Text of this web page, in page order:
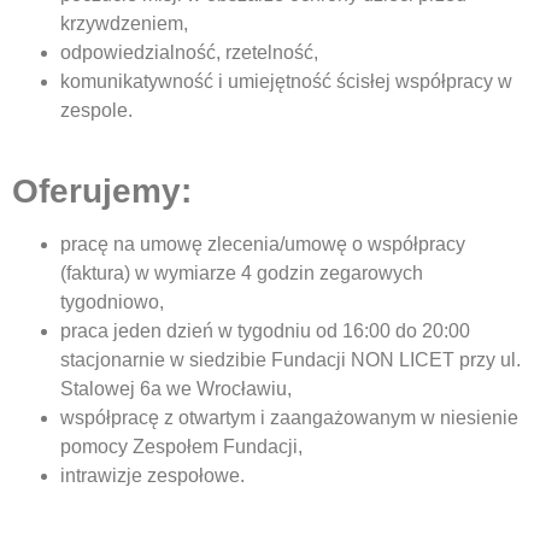
krzywdzeniem,
odpowiedzialność, rzetelność,
komunikatywność i umiejętność ścisłej współpracy w
zespole.
Oferujemy:
pracę na umowę zlecenia/umowę o współpracy
(faktura) w wymiarze 4 godzin zegarowych
tygodniowo,
praca jeden dzień w tygodniu od 16:00 do 20:00
stacjonarnie w siedzibie Fundacji NON LICET przy ul.
Stalowej 6a we Wrocławiu,
współpracę z otwartym i zaangażowanym w niesienie
pomocy Zespołem Fundacji,
intrawizje zespołowe.